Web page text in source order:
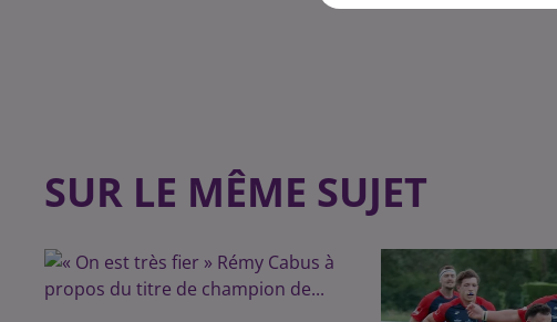
SUR LE MÊME SUJET